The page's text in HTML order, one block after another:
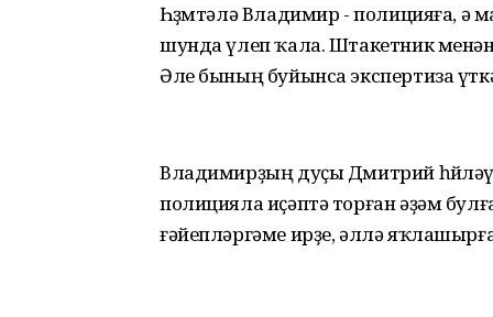
Һөҙөмтәлә Владимир - полицияға, ә
шунда үлеп ҡала. Штакетник
Әле бының буйынса экспертиза
Владимирҙың дуҫы Дмитрий
полицияла иҫәптә торған әҙәм
ғәйепләргәме ирҙе, әллә